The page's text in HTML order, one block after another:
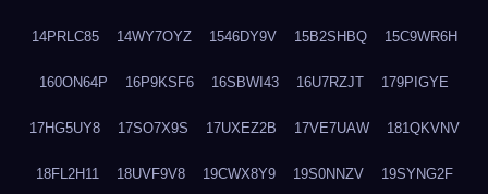
14PRLC85 14WY7OYZ 1546DY9V 15B2SHBQ 15C9WR6H
160ON64P 16P9KSF6 16SBWI43 16U7RZJT 179PIGYE
17HG5UY8 17SO7X9S 17UXEZ2B 17VE7UAW 181QKVNV
18FL2H11 18UVF9V8 19CWX8Y9 19S0NNZV 19SYNG2F